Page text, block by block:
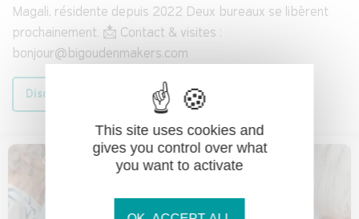
Magali, résidente depuis 2022 Deux bureaux se libèrent
prochainement. 📩 Contact & visites :
bonjour@bigoudenmakers.com
Discover
This site uses cookies and
gives you control over what
you want to activate